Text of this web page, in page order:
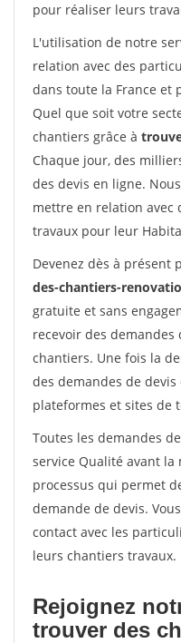
pour réaliser leurs
L'utilisation de notre
relation avec des
dans toute la France et
Quel que soit votre
chantiers grâce à
Chaque jour, des
des devis en ligne.
mettre en relation avec
travaux pour leur
Devenez dès à présent
des-chantiers-
gratuite et sans
recevoir des
chantiers. Une fois la
des demandes de
plateformes et sites de
Toutes les demandes
service Qualité avant la
processus qui permet
demande de devis.
contact avec les
leurs chantiers travaux.
Rejoignez
trouver des